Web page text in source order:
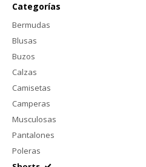
Categorías
Bermudas
Blusas
Buzos
Calzas
Camisetas
Camperas
Musculosas
Pantalones
Poleras